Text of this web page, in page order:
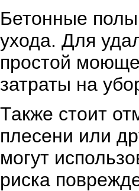
Бетонные полы
ухода. Для
простой
затраты на
Также стоит
плесени или
могут
риска